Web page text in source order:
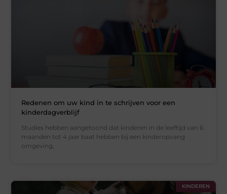
Redenen om uw kind in te schrijven voor een
kinderdagverblijf
Studies hebben aangetoond dat kinderen in de leeftijd van 6
maanden tot 4 jaar baat hebben bij een kinderopvang
omgeving,
KINDEREN